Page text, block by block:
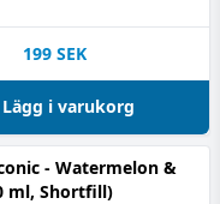
199 SEK
Lägg i varukorg
- Watermelon &
ml, Shortfill)